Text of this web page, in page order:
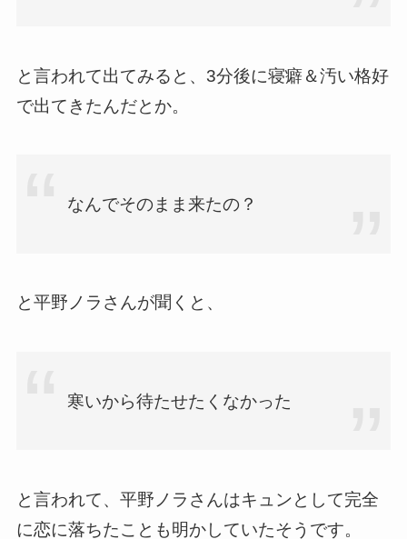
と言われて出てみると、3分後に寝癖＆汚い格好
で出てきたんだとか。
なんでそのまま来たの？
と平野ノラさんが聞くと、
寒いから待たせたくなかった
と言われて、平野ノラさんはキュンとして完全
に恋に落ちたことも明かしていたそうです。